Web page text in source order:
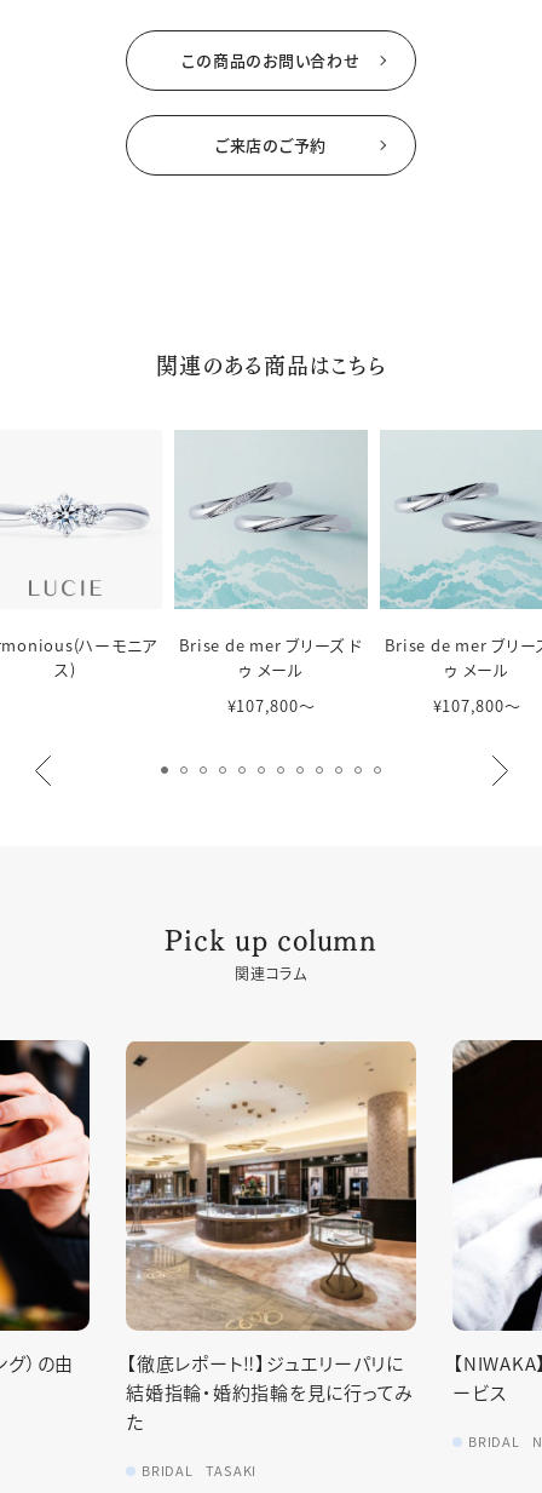
この商品のお問い合わせ
ご来店のご予約
関連のある商品はこちら
ハーモニア
ス)
Brise de mer ブリーズ ド
ゥ メール
¥107,800〜
Brise de mer ブリー
ゥ メール
¥107,800〜
Pick up column
関連コラム
）の由
【徹底レポート‼︎】ジュエリーパリに
結婚指輪・婚約指輪を見に行ってみ
た
BRIDAL TASAKI
【
ービス
BRIDAL